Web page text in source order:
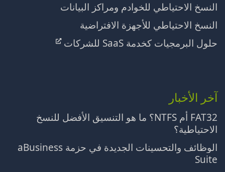
النسخ الاحتياطي للخوادم ومراكز البيانات
النسخ الاحتياطي للأجهزة الافتراضية
حلول البرمجيات كخدمة SaaS للشركات
آخر الأخبار
FAT32 أم NTFS؟ ما هو التنسيق الأفضل للنسخ
الاحتياطية؟
الوظائف والتحسينات الجديدة في حزمة aBusiness
Suite